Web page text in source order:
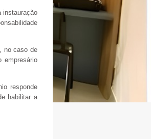
instauração
no caso de
empresário
responde
habilitar a